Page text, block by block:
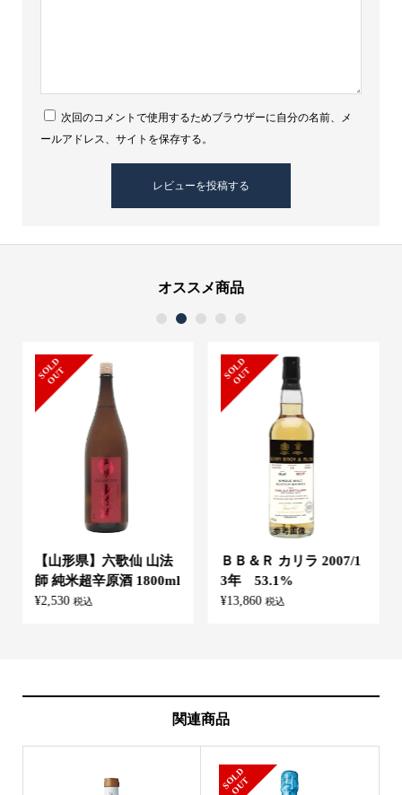
次回のコメントで使用するためブラウザーに自分の名前、メ
ールアドレス、サイトを保存する。
オススメ商品
S
O
L
D
O
U
T
【山形県】六歌仙 山法
師 純米超辛原酒 1800ml
¥2,530 税込
S
O
L
D
O
U
T
ＢＢ＆Ｒ カリラ 2007/1
3年 53.1%
¥13,860 税込
2
関連商品
S
O
L
D
O
U
T